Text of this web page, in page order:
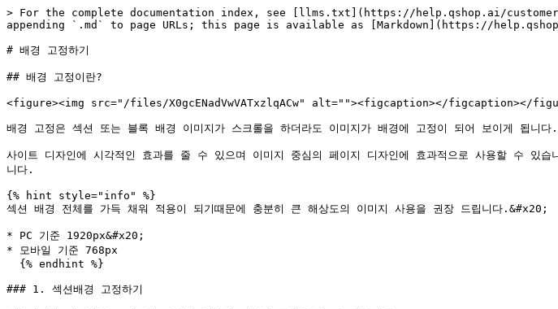
> For the complete documentation index, see [llms.txt](https://help.qshop.ai/
appending `.md` to page URLs; this page is available as [Markdown](https://
# 배경 고정하기
## 배경 고정이란?
<figure><img src="/files/X0gcENadVwVATxzlqACw" alt=""><figcaption></figcaption></
배경 고정은 섹션 또는 블록 배경 이미지가 스크롤을 하더라도 이미지가 배경에 고정이 되어 보이게 됩니다.
사이트 디자인에 시각적인 효과를 줄 수 있으며 이미지 중심의 페이지 디자인에 효과적으로 사용할 수
니다.
{% hint style="info" %}
섹션 배경 전체를 가득 채워 적용이 되기때문에 충분히 큰 해상도의 이미지 사용을 권장 드립니다.&#x20;
* PC 기준 1920px&#x20;
* 모바일 기준 768px
### 1. 섹션배경 고정하기